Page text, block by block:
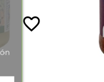
favorite_border